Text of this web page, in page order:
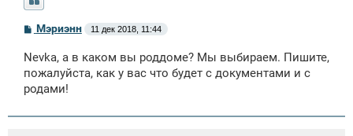
С
б
щ
н
е
Мэриэнн 11 дек 2018, 11:44
Nevka, а в каком вы роддоме? Мы выбираем. Пишите,
пожалуйста, как у вас что будет с документами и с
родами!